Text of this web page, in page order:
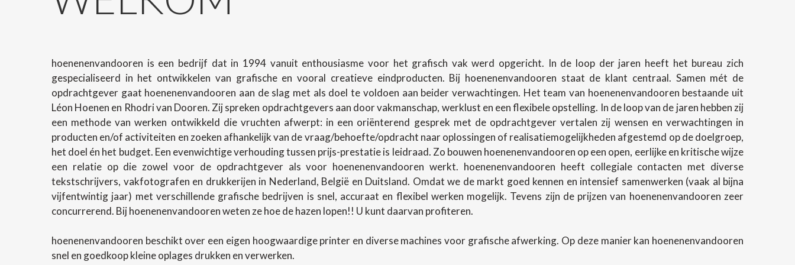
hoenenenvandooren is een bedrijf dat in 1994 vanuit enthousiasme voor het grafisch vak werd opgericht. In de loop der jaren heeft het bureau zich
gespecialiseerd in het ontwikkelen van grafische en vooral creatieve eindproducten. Bij hoenenenvandooren staat de klant centraal. Samen mét de
opdrachtgever gaat hoenenenvandooren aan de slag met als doel te voldoen aan beider verwachtingen. Het team van hoenenenvandooren bestaande uit
Léon Hoenen en Rhodri van Dooren. Zij spreken opdrachtgevers aan door vakmanschap, werklust en een flexibele opstelling. In de loop van de jaren hebben zij
een methode van werken ontwikkeld die vruchten afwerpt: in een oriënterend gesprek met de opdrachtgever vertalen zij wensen en verwachtingen in
producten en/of activiteiten en zoeken afhankelijk van de vraag/behoefte/opdracht naar oplossingen of realisatiemogelijkheden afgestemd op de doelgroep,
het doel én het budget. Een evenwichtige verhouding tussen prijs-prestatie is leidraad. Zo bouwen hoenenenvandooren op een open, eerlijke en kritische wijze
een relatie op die zowel voor de opdrachtgever als voor hoenenenvandooren werkt. hoenenenvandooren heeft collegiale contacten met diverse
tekstschrijvers, vakfotografen en drukkerijen in Nederland, België en Duitsland. Omdat we de markt goed kennen en intensief samenwerken (vaak al bijna
vijfentwintig jaar) met verschillende grafische bedrijven is snel, accuraat en flexibel werken mogelijk. Tevens zijn de prijzen van hoenenenvandooren zeer
concurrerend. Bij hoenenenvandooren weten ze hoe de hazen lopen!! U kunt daarvan profiteren.
hoenenenvandooren beschikt over een eigen hoogwaardige printer en diverse machines voor grafische afwerking. Op deze manier kan hoenenenvandooren
snel en goedkoop kleine oplages drukken en verwerken.